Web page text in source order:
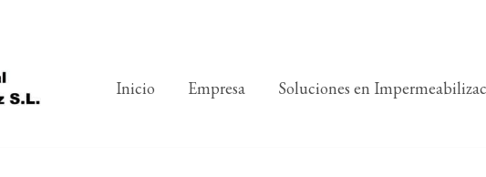
Inicio Empresa Soluciones en